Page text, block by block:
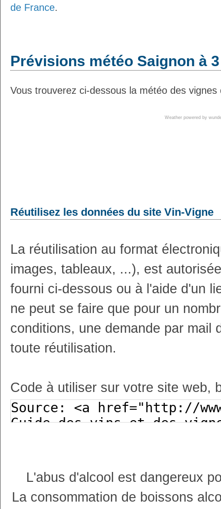
de France.
Prévisions météo Saignon à
Vous trouverez ci-dessous la météo des
Weather powered by
Réutilisez les données du site Vin-Vigne
La réutilisation au format
images, tableaux, ...), est
fourni ci-dessous ou à l'aide d'un
ne peut se faire que pour un
conditions, une demande par mail
toute réutilisation.
Code à utiliser sur votre site web,
L'abus d'alcool est dangereux
La consommation de boissons